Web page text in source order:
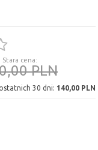
Stara cena:
PLN
30 dni: 140,00 PLN